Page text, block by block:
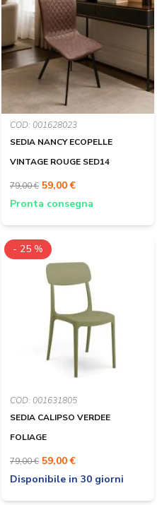
COD: 001628023
SEDIA NANCY ECOPELLE
VINTAGE ROUGE SED14
79,00 € 59,00 €
Pronta consegna
COD: 001631805
SEDIA CALIPSO VERDEE
FOLIAGE
- 25 %
79,00 € 59,00 €
Disponibile in 30 giorni